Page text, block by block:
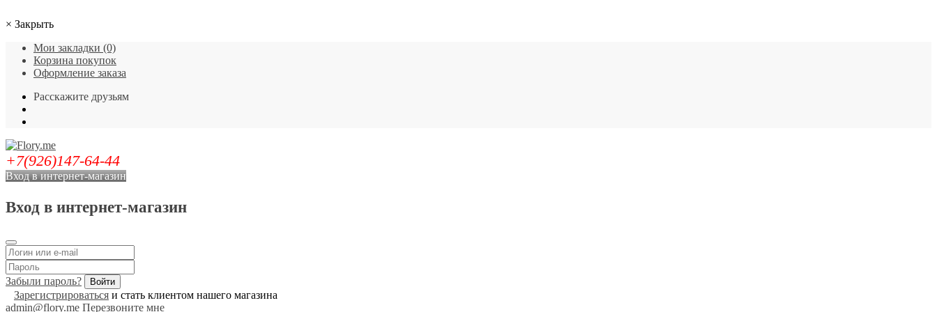
× Закрыть
Мои закладки (0)
Корзина покупок
Оформление заказа
Расскажите друзьям
+7(926)147-64-44
Вход в интернет-магазин
Вход в интернет-магазин
Забыли пароль?
Зарегистрироваться и стать клиентом нашего магазина
admin@flory.me Перезвоните мне